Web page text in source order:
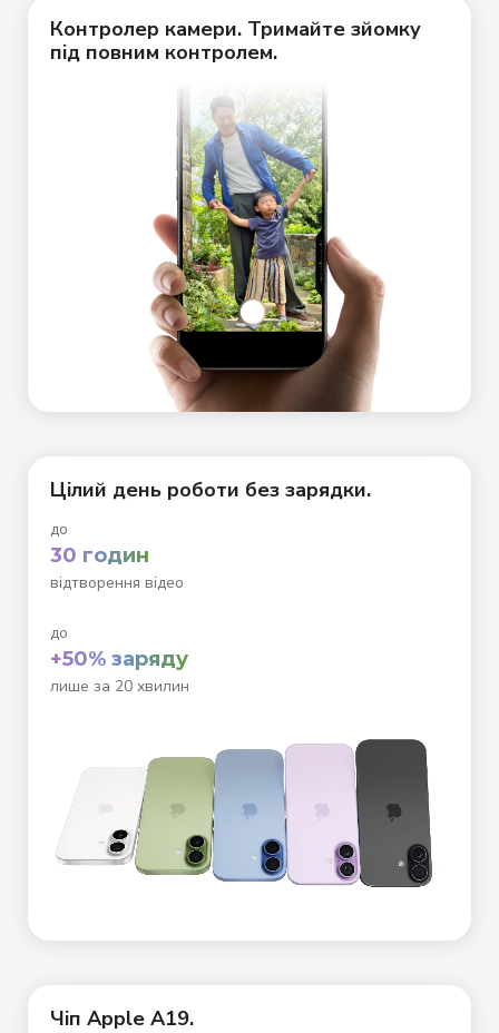
Контролер камери. Тримайте зйомку
під повним контролем.
Цілий день роботи без зарядки.
до
30 годин
відтворення відео
до
+50% заряду
лише за 20 хвилин
Чіп Apple А19.